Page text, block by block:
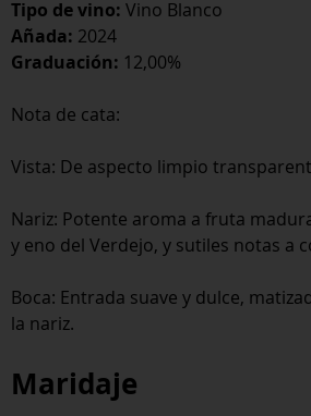
Tipo de vino: Vino Blanco
Añada: 2024
Graduación: 12,00%
Nota de cata:
Vista: De aspecto limpio
Nariz: Potente aroma a fruta
y eno del Verdejo, y sutiles notas a
Boca: Entrada suave y dulce,
la nariz.
Maridaje